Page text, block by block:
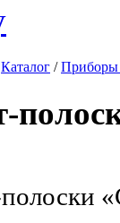
Каталог /Приборы